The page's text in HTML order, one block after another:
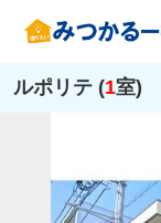
ルポリテ (1室)